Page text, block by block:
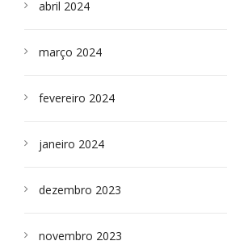
abril 2024
março 2024
fevereiro 2024
janeiro 2024
dezembro 2023
novembro 2023